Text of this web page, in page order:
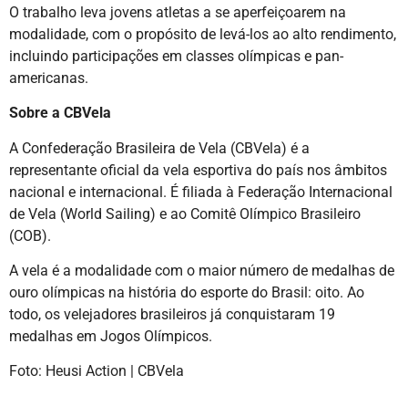
O trabalho leva jovens atletas a se aperfeiçoarem na
modalidade, com o propósito de levá-los ao alto rendimento,
incluindo participações em classes olímpicas e pan-
americanas.
Sobre a CBVela
A Confederação Brasileira de Vela (CBVela) é a
representante oficial da vela esportiva do país nos âmbitos
nacional e internacional. É filiada à Federação Internacional
de Vela (World Sailing) e ao Comitê Olímpico Brasileiro
(COB).
A vela é a modalidade com o maior número de medalhas de
ouro olímpicas na história do esporte do Brasil: oito. Ao
todo, os velejadores brasileiros já conquistaram 19
medalhas em Jogos Olímpicos.
Foto: Heusi Action | CBVela